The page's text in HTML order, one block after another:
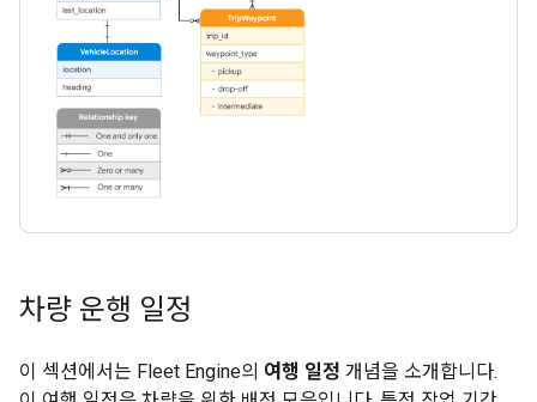
차량 운행 일정
이 섹션에서는 Fleet Engine의 여행 일정 개념을 소개합니다.